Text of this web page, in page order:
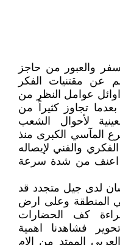
والعبور من حاجز
عن مقتنيات الفكر
اوائل عوامل النظر من
تجاوز كثيراً من
لأحوال الشعب
المآسي الكبرى منذ
والفني لإيصاله
اعنف من شدة سرعة
لدى جيل متجدد قد
في المنطقة وعلى ارض
كف الحضارات
فشاهدنا اهمية
الممتد من الام